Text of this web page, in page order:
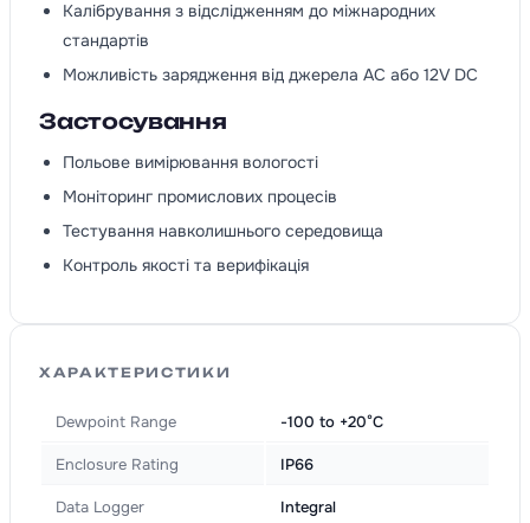
Калібрування з відслідженням до міжнародних
стандартів
Можливість зарядження від джерела AC або 12V DC
Застосування
Польове вимірювання вологості
Моніторинг промислових процесів
Тестування навколишнього середовища
Контроль якості та верифікація
ХАРАКТЕРИСТИКИ
Dewpoint Range -100 to +20°C
Enclosure Rating IP66
Data Logger Integral